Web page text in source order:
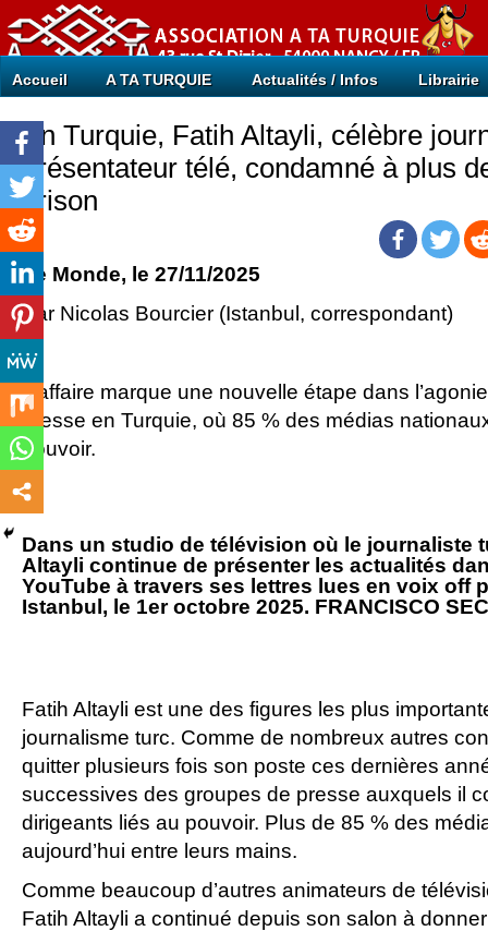
Accueil A TA TURQUIE Actualités / Infos Librairie
En Turquie, Fatih Altayli, célèbre
présentateur télé, condamné à plus
prison
Le Monde, le 27/11/2025
Par Nicolas Bourcier (Istanbul, correspondant)
L’affaire marque une nouvelle étape dans
presse en Turquie, où 85 % des médias
pouvoir.
Dans un studio de télévision où le journaliste
Altayli continue de présenter les actualités
YouTube à travers ses lettres lues en voix off
Istanbul, le 1er octobre 2025. FRANCISCO
Fatih Altayli est une des figures les plus
journalisme turc. Comme de nombreux autres
quitter plusieurs fois son poste ces dernières
successives des groupes de presse auxquels il
dirigeants liés au pouvoir. Plus de 85 % des
aujourd’hui entre leurs mains.
Comme beaucoup d’autres animateurs de
Fatih Altayli a continué depuis son salon à